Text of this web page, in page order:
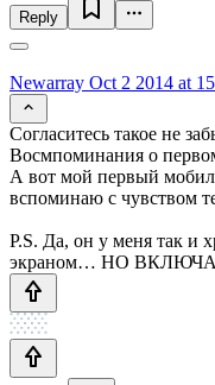
Reply
Newarray Oct 2 2014 at
Согласитесь такое не
Восмпоминания о
А вот мой первый
вспоминаю с чувством
P.S. Да, он у меня так и
экраном… НО